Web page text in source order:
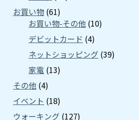
お買い物 (61)
お買い物-その他 (10)
デビットカード (4)
ネットショッピング (39)
家電 (13)
その他 (4)
イベント (18)
ウォーキング (127)